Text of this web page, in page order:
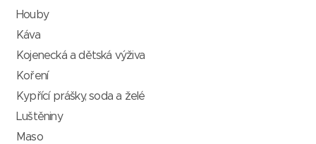
Houby
Káva
Kojenecká a dětská výživa
Koření
Kypřící prášky, soda a želé
Luštěniny
Maso